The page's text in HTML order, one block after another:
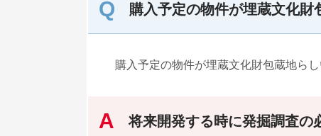
購入予定の物件が埋蔵文化財
購入予定の物件が埋蔵文化財包蔵地ら
将来開発する時に発掘調査の